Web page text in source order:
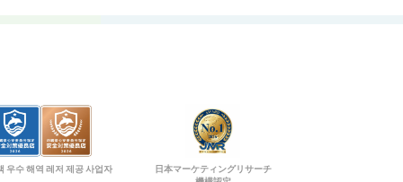
우수 해역 레저 제공 사업자
日本マーケティングリサーチ